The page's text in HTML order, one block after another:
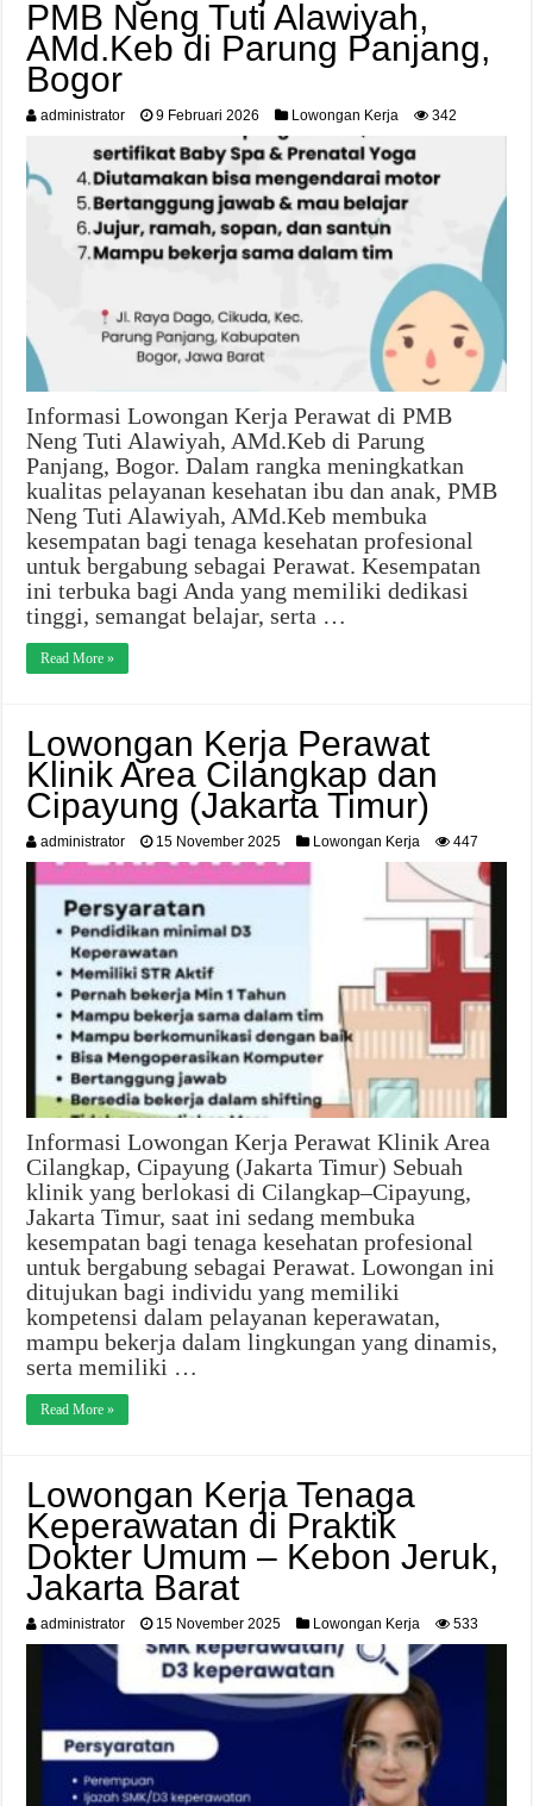
PMB Neng Tuti Alawiyah,
AMd.Keb di Parung Panjang,
Bogor
administrator 9 Februari 2026 Lowongan Kerja 342
Informasi Lowongan Kerja Perawat di PMB
Neng Tuti Alawiyah, AMd.Keb di Parung
Panjang, Bogor. Dalam rangka meningkatkan
kualitas pelayanan kesehatan ibu dan anak, PMB
Neng Tuti Alawiyah, AMd.Keb membuka
kesempatan bagi tenaga kesehatan profesional
untuk bergabung sebagai Perawat. Kesempatan
ini terbuka bagi Anda yang memiliki dedikasi
tinggi, semangat belajar, serta …
Read More »
Lowongan Kerja Perawat
Klinik Area Cilangkap dan
Cipayung (Jakarta Timur)
administrator 15 November 2025 Lowongan Kerja 447
Informasi Lowongan Kerja Perawat Klinik Area
Cilangkap, Cipayung (Jakarta Timur) Sebuah
klinik yang berlokasi di Cilangkap–Cipayung,
Jakarta Timur, saat ini sedang membuka
kesempatan bagi tenaga kesehatan profesional
untuk bergabung sebagai Perawat. Lowongan ini
ditujukan bagi individu yang memiliki
kompetensi dalam pelayanan keperawatan,
mampu bekerja dalam lingkungan yang dinamis,
serta memiliki …
Read More »
Lowongan Kerja Tenaga
Keperawatan di Praktik
Dokter Umum – Kebon Jeruk,
Jakarta Barat
administrator 15 November 2025 Lowongan Kerja 533